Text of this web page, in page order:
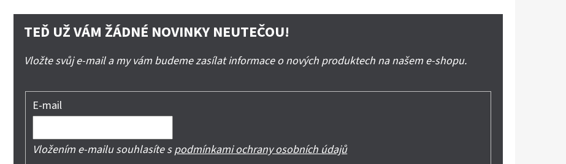
TEĎ UŽ VÁM ŽÁDNÉ NOVINKY NEUTEČOU!
Vložte svůj e-mail a my vám budeme zasílat informace o nových produktech na našem e-shopu.
E-mail
Vložením e-mailu souhlasíte spodmínkami ochrany osobních údajů